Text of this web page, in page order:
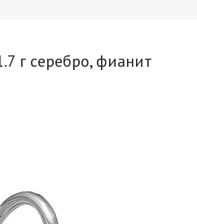
г серебро, фианит